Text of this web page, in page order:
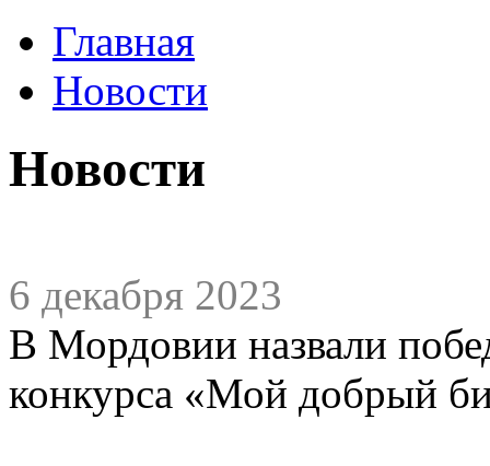
Главная
Новости
Новости
6 декабря 2023
В Мордовии назвали
конкурса «Мой добрый